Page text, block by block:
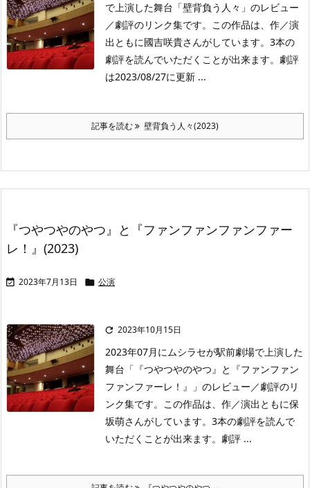
で上演した舞台「壁背負う人々」のレビュー
／劇評のリンク集です。この作品は、作／演
出ともに國吉咲貴さんがしています。3本の
劇評を読んでいただくことが出来ます。劇評
は2023/08/27に更新 ...
記事を読む 壁背負う人々(2023)
『つやつやのやつ』と『ファンファンファンファー
レ！』(2023)
 2023年7月13日  公演
 2023年10月15日
2023年07月にムシラセが駅前劇場で上演した
舞台「『つやつやのやつ』と『ファンファン
ファンファーレ！』」のレビュー／劇評のリ
ンク集です。この作品は、作／演出ともに保
坂萌さんがしています。3本の劇評を読んで
いただくことが出来ます。劇評 ...